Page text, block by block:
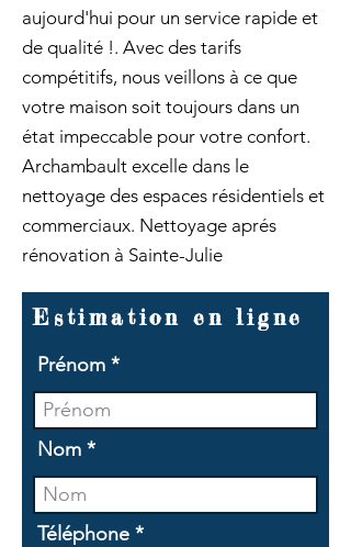
aujourd'hui pour un service rapide et
de qualité !. Avec des tarifs
compétitifs, nous veillons à ce que
votre maison soit toujours dans un
état impeccable pour votre confort.
Archambault excelle dans le
nettoyage des espaces résidentiels et
commerciaux. Nettoyage aprés
rénovation à Sainte-Julie
Estimation en ligne
Prénom
Nom
Téléphone